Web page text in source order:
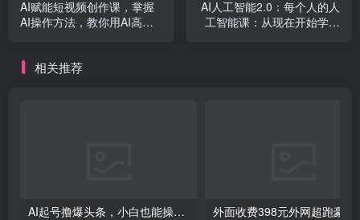
AI赋能短视频创作课，掌握
AI操作方法，教你用AI高效
AI人工智能2.0：每个人的人
工智能课：从现在开始学习
相关推荐
AI起号撸爆头条，小白也能操作，日入2000+